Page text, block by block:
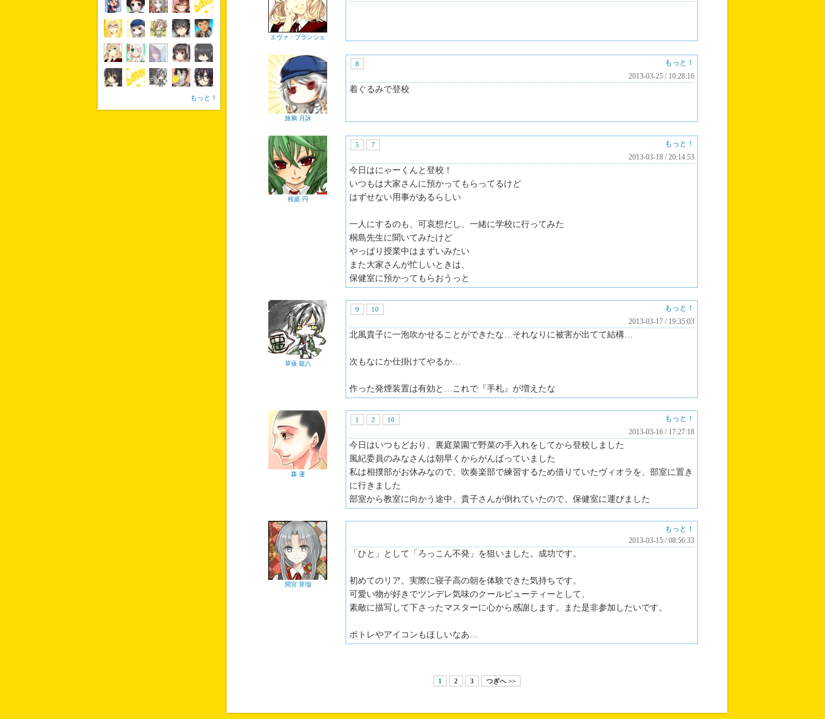
エヴァ・ブランシェ
旅鴉 月詠
8
もっと！
2013-03-25 / 10:28:16
着ぐるみで登校
桜庭 円
5 7
もっと！
2013-03-18 / 20:14:53
今日はにゃーくんと登校！
いつもは大家さんに預かってもらってるけど
はずせない用事があるらしい
一人にするのも、可哀想だし、一緒に学校に行ってみた
桐島先生に聞いてみたけど
やっぱり授業中はまずいみたい
また大家さんが忙しいときは、
保健室に預かってもらおうっと
草薙 龍八
9 10
もっと！
2013-03-17 / 19:35:03
北風貴子に一泡吹かせることができたな…それなりに被害が出てて結構…
次もなにか仕掛けてやるか…
作った発煙装置は有効と…これで『手札』が増えたな
森 蓮
1 2 10
もっと！
2013-03-16 / 17:27:18
今日はいつもどおり、裏庭菜園で野菜の手入れをしてから登校しました
風紀委員のみなさんは朝早くからがんばっていました
私は相撲部がお休みなので、吹奏楽部で練習するため借りていたヴィオラを、部室に置き
に行きました
部室から教室に向かう途中、貴子さんが倒れていたので、保健室に運びました
間宮 芽瑠
もっと！
2013-03-15 / 08:56:33
「ひと」として「ろっこん不発」を狙いました。成功です。
初めてのリア。実際に寝子高の朝を体験できた気持ちです。
可愛い物が好きでツンデレ気味のクールビューティーとして、
素敵に描写して下さったマスターに心から感謝します。また是非参加したいです。
ポトレやアイコンもほしいなあ…
1 2 3 つぎへ >>
もっと！